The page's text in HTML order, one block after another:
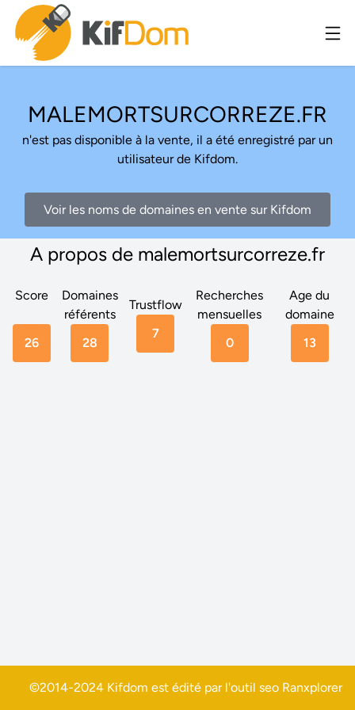
MALEMORTSURCORREZE.FR
n'est pas disponible à la vente, il a été enregistré par un
utilisateur de Kifdom.
Voir les noms de domaines en vente sur Kifdom
A propos de malemortsurcorreze.fr
Score
26
Domaines
référents
28
Trustflow
7
Recherches
mensuelles
0
Age du
domaine
13
©2014-2024 Kifdom est édité par l'outil seo Ranxplorer